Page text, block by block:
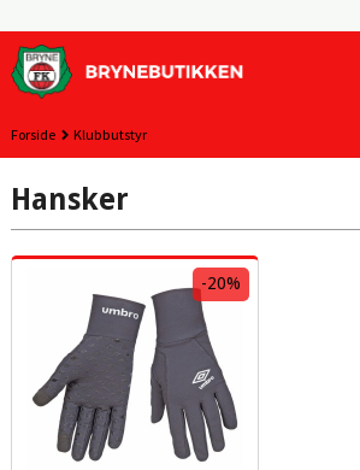
til
innholdet
Forside Klubbutstyr
Hansker
-20%